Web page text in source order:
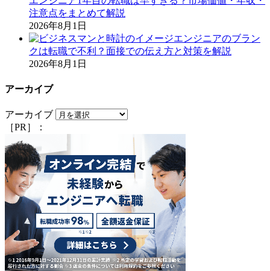
注意点をまとめて解説
2026年8月1日
エンジニアのブラン
クは転職で不利？面接での伝え方と対策を解説
2026年8月1日
アーカイブ
アーカイブ
［PR］：